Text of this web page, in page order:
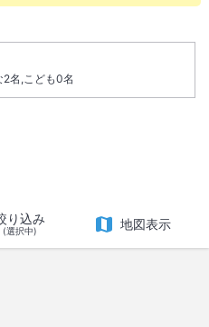
2名,こども0名
り込み
(選択中) 地図表示